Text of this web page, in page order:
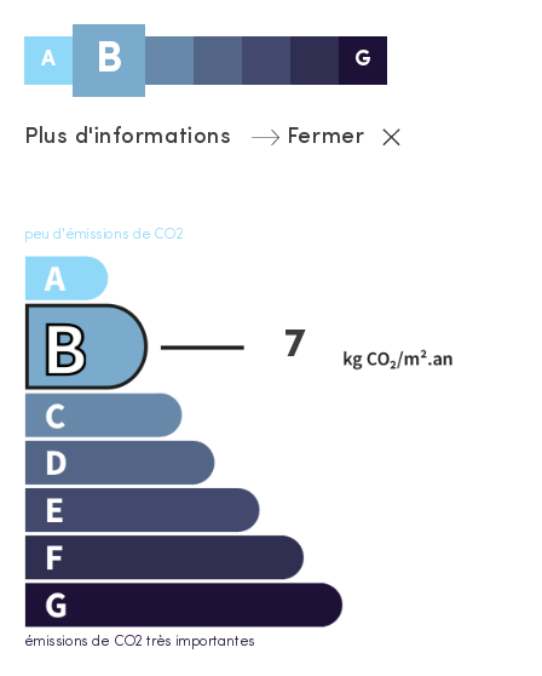
A B G
Plus d'informations Fermer
peu d'émissions de CO2
émissions de CO2 très importantes
7